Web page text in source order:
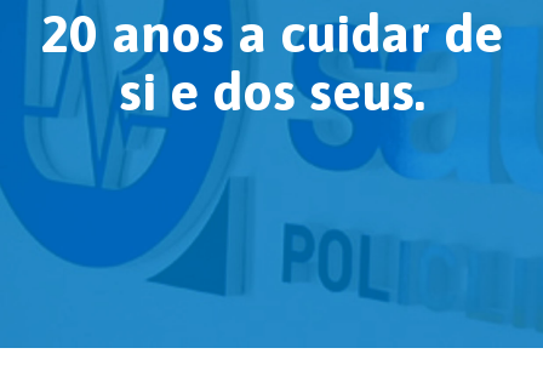
20 anos a cuidar de
si e dos seus.